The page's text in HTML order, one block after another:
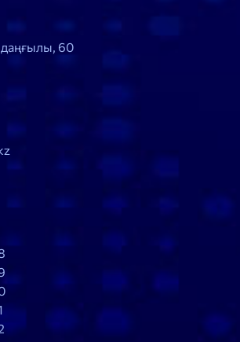
ету жабдықтары мен
құрылымдар
құрылымдар конструкциясы
техникалық құрылысы
мен тех._каз
мен гигиенасының
даңғылы, 60